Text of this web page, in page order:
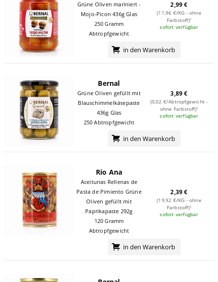
Grüne Oliven mariniert -
Mojo-Picon 436g Glas
250 Gramm
Abtropfgewicht
2,99 €
(11,96 €/KG - ohne
Farbstoff)¹
sofort verfügbar
in den Warenkorb
Bernal
Grüne Oliven gefüllt mit
Blauschimmelkäsepaste
436g Glas
250 Abtropfgewicht
3,89 €
(0,02 €/Abtropfgewicht -
ohne Farbstoff)¹
sofort verfügbar
in den Warenkorb
Rio Ana
Aceitunas Rellenas de
Pasta de Pimiento Grüne
Oliven gefüllt mit
Paprikapaste 292g
120 Gramm
Abtropfgewicht
2,39 €
(19,92 €/KG - ohne
Farbstoff)¹
sofort verfügbar
in den Warenkorb